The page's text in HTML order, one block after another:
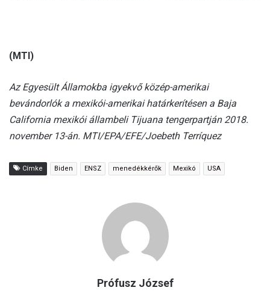
(MTI)
Az Egyesült Államokba igyekvő közép-amerikai
bevándorlók a mexikói-amerikai határkerítésen a Baja
California mexikói állambeli Tijuana tengerpartján 2018.
november 13-án. MTI/EPA/EFE/Joebeth Terríquez
Címke Biden ENSZ menedékkérők Mexikó USA
Prófusz József